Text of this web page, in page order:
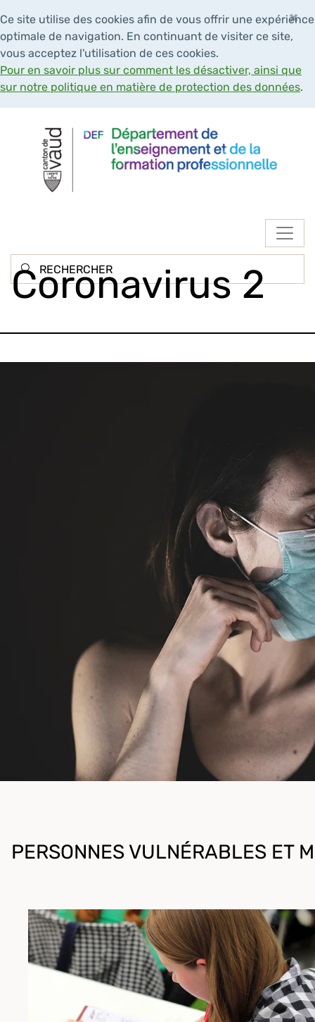
Ce site utilise des cookies afin de vous offrir une expérience
optimale de navigation. En continuant de visiter ce site,
vous acceptez l'utilisation de ces cookies.
Pour en savoir plus sur comment les désactiver, ainsi que
sur notre politique en matière de protection des données.
×
Coronavirus 2
PERSONNES VULNÉRABLES ET